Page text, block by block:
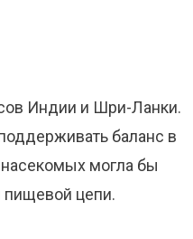
Индии и Шри-Ланки.
баланс в
насекомых могла бы
пищевой цепи.